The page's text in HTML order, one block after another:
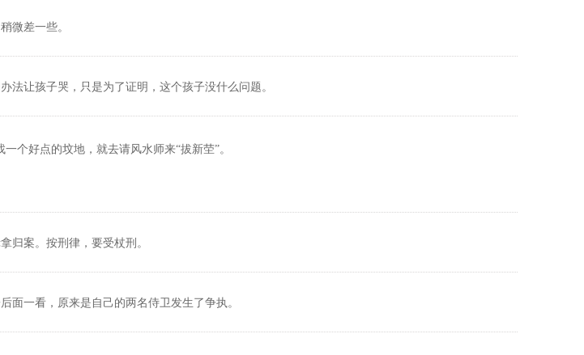
微差一些。
法让孩子哭，只是为了证明，这个孩子没什么问题。
个好点的坟地，就去请风水师来“拔新茔”。
归案。按刑律，要受杖刑。
面一看，原来是自己的两名侍卫发生了争执。